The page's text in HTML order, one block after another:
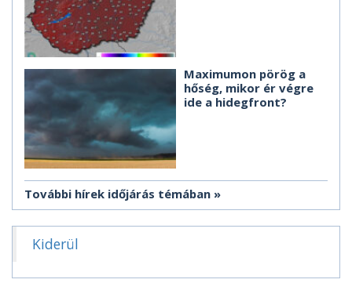
Maximumon pörög a
hőség, mikor ér végre
ide a hidegfront?
További hírek időjárás témában
Kiderül